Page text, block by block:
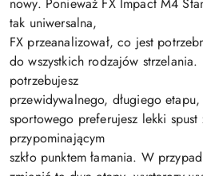
tak uniwersalna,
FX przeanalizował, co jest
do wszystkich rodzajów
potrzebujesz
przewidywalnego, długiego
sportowego preferujesz lekki
przypominającym
szkło punktem łamania. W